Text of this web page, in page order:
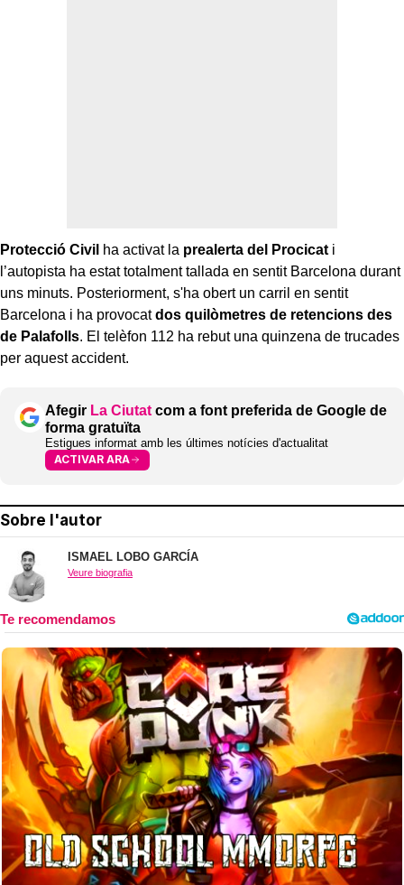
Protecció Civil ha activat la prealerta del Procicat i
l’autopista ha estat totalment tallada en sentit Barcelona durant
uns minuts. Posteriorment, s'ha obert un carril en sentit
Barcelona i ha provocatdos quilòmetres de retencions des
de Palafolls. El telèfon 112 ha rebut una quinzena de trucades
per aquest accident.
Afegir La Ciutat com a font preferida de Google de
forma gratuïta
Estigues informat amb les últimes notícies d'actualitat
ACTIVAR ARA
Sobre l'autor
ISMAEL LOBO GARCÍA
Veure biografia